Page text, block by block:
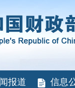
报道 信息